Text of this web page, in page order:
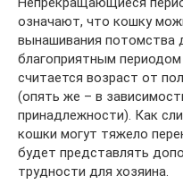
означают, что кошку
вынашивания потомства
благоприятным
считается возраст от
(опять же – в
принадлежности). Как
кошки могут тяжело
будет представлять
трудности для хозяина.